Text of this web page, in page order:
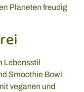
Planeten freudig
Lebensstil
Smoothie Bowl
veganen und